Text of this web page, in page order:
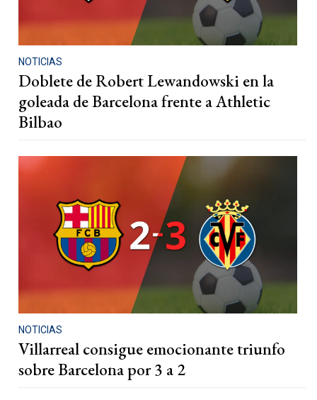
NOTICIAS
Doblete de Robert Lewandowski en la
goleada de Barcelona frente a Athletic
Bilbao
NOTICIAS
Villarreal consigue emocionante triunfo
sobre Barcelona por 3 a 2